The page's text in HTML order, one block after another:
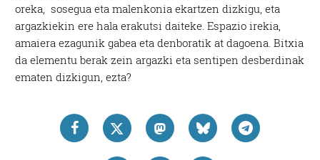
oreka, sosegua eta malenkonia ekartzen dizkigu, eta
argazkiekin ere hala erakutsi daiteke. Espazio irekia,
amaiera ezagunik gabea eta denboratik at dagoena. Bitxia
da elementu berak zein argazki eta sentipen desberdinak
ematen dizkigun, ezta?